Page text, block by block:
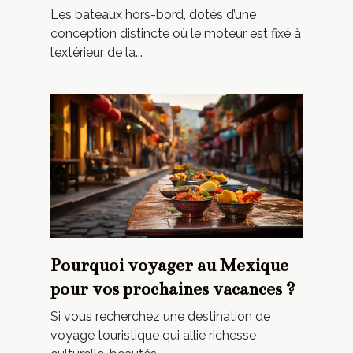
Les bateaux hors-bord, dotés d’une
conception distincte où le moteur est fixé à
l’extérieur de la...
Pourquoi voyager au Mexique
pour vos prochaines vacances ?
Si vous recherchez une destination de
voyage touristique qui allie richesse